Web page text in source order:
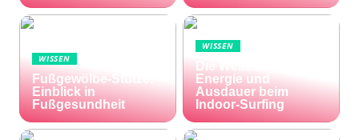
WISSEN
Fußgewölbe-Stütze:
Einblick in
Fußgesundheit
WISSEN
Die Welle zu Hause:
Energie und
Ausdauer beim
Indoor-Surfing